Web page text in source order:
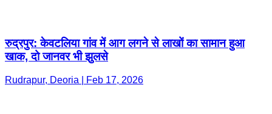
रुद्रपुर: केवटलिया गांव में आग लगने से लाखों का सामान हुआ
खाक, दो जानवर भी झुलसे
Rudrapur, Deoria | Feb 17, 2026